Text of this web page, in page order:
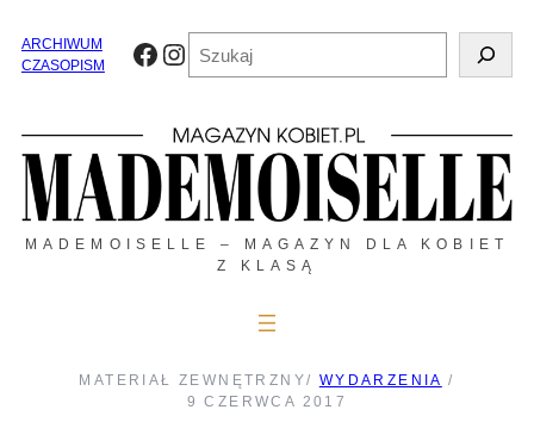
treściARCHIWUM
CZASOPISM
Facebook
Instagram
MADEMOISELLE – MAGAZYN DLA KOBIET
Z KLASĄ
MATERIAŁ ZEWNĘTRZNY/ WYDARZENIA /
9 CZERWCA 2017